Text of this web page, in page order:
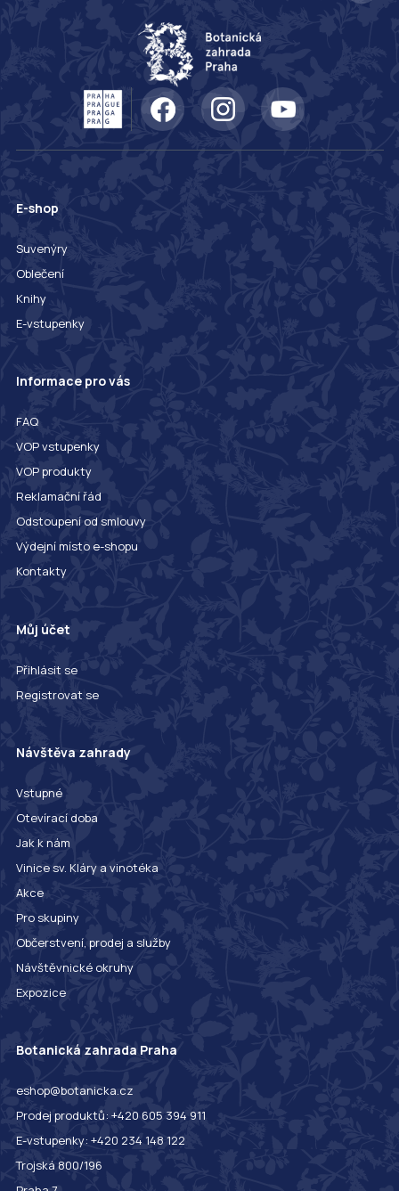
E-shop
Suvenýry
Oblečení
Knihy
E-vstupenky
Informace pro vás
FAQ
VOP vstupenky
VOP produkty
Reklamační řád
Odstoupení od smlouvy
Výdejní místo e-shopu
Kontakty
Můj účet
Přihlásit se
Registrovat se
Návštěva zahrady
Vstupné
Otevírací doba
Jak k nám
Vinice sv. Kláry a vinotéka
Akce
Pro skupiny
Občerstvení, prodej a služby
Návštěvnické okruhy
Expozice
Botanická zahrada Praha
eshop@botanicka.cz
Prodej produktů: +420 605 394 911
E-vstupenky: +420 234 148 122
Trojská 800/196